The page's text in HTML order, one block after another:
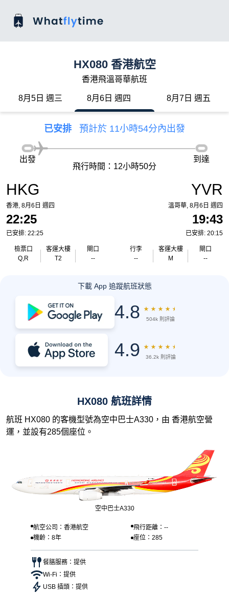
HX080 香港航空
香港飛溫哥華航班
8月5日 週三 8月6日 週四 8月7日 週五
已安排 預計於 11小時54分內出發
HKG
香港, 8月6日 週四
22:25
已安排: 22:25
檢票口
Q,R
客運大樓
T2
閘口
--
出發
飛行時間：12小時50分
到達
YVR
溫哥華, 8月6日 週四
19:43
已安排: 20:15
行李
--
客運大樓
M
閘口
--
下載 App 追蹤航班狀態
4.8 ★ ★ ★ ★ ★
504k 則評論
4.9 ★ ★ ★ ★ ★
36.2k 則評論
HX080 航班詳情
航班 HX080 的客機型號為空中巴士A330，由 香港航空營
運，並設有285個座位。
空中巴士A330
航空公司：香港航空
飛行距離：--
機齡：8年
座位：285
餐膳服務：提供
Wi-Fi：提供
USB 插頭：提供